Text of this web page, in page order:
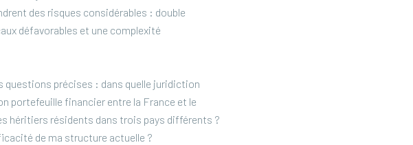
des risques considérables : double
défavorables et une complexité
précises : dans quelle juridiction
portefeuille financier entre la France et le
héritiers résidents dans trois pays différents ?
de ma structure actuelle ?